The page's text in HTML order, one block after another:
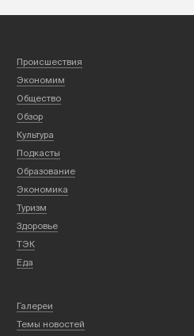
Происшествия
Экономим
Общество
Обзор
Культура
Подкасты
Образование
Экономика
Туризм
Здоровье
ТЭК
Еда
Галереи
Темы новостей